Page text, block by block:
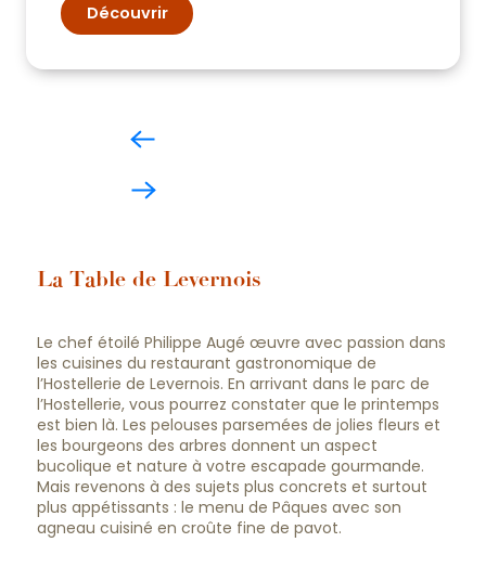
Découvrir
La Table de Levernois
Le chef étoilé Philippe Augé œuvre avec passion dans
les cuisines du restaurant gastronomique de
l’Hostellerie de Levernois. En arrivant dans le parc de
l’Hostellerie, vous pourrez constater que le printemps
est bien là. Les pelouses parsemées de jolies fleurs et
les bourgeons des arbres donnent un aspect
bucolique et nature à votre escapade gourmande.
Mais revenons à des sujets plus concrets et surtout
plus appétissants : le menu de Pâques avec son
agneau cuisiné en croûte fine de pavot.